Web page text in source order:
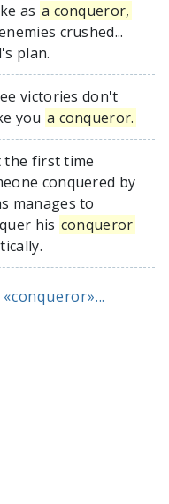
as a conqueror,
crushed...
plan.
victories don't
you a conqueror.
the first time
conquered by
manages to
his conqueror